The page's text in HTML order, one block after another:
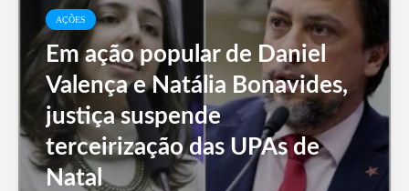
AÇÕES
Em ação popular de Daniel
Valença e Natália Bonavides,
justiça suspende
terceirização das UPAs de
Natal